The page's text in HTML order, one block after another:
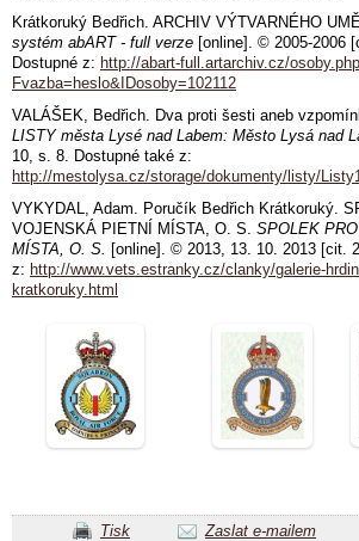
Krátkoruký Bedřich. ARCHIV VÝTVARNÉHO
systém abART - full verze [online]. © 2005-2006
Dostupné z: http://abart-full.artarchiv.cz/
Fvazba=heslo&IDosoby=102112
VALÁŠEK, Bedřich. Dva proti šesti aneb
LISTY města Lysé nad Labem: Město Lysá nad
10, s. 8. Dostupné také z:
http://mestolysa.cz/storage/dokumenty/listy/
VYKYDAL, Adam. Poručík Bedřich Krátkoruký.
VOJENSKÁ PIETNÍ MÍSTA, O. S. SPOLEK
MÍSTA, O. S. [online]. © 2013, 13. 10. 2013 [cit.
z: http://www.vets.estranky.cz/clanky/galerie-
kratkoruky.html
Tisk Zaslat e-mailem